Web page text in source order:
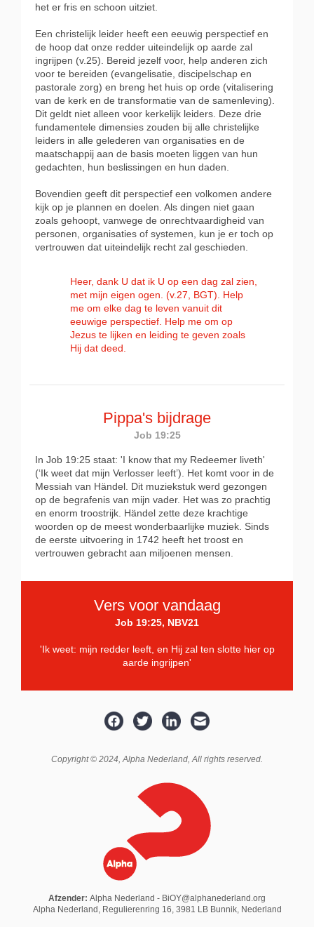
het er fris en schoon uitziet.
Een christelijk leider heeft een eeuwig perspectief en
de hoop dat onze redder uiteindelijk op aarde zal
ingrijpen (v.25). Bereid jezelf voor, help anderen zich
voor te bereiden (evangelisatie, discipelschap en
pastorale zorg) en breng het huis op orde (vitalisering
van de kerk en de transformatie van de samenleving).
Dit geldt niet alleen voor kerkelijk leiders. Deze drie
fundamentele dimensies zouden bij alle christelijke
leiders in alle gelederen van organisaties en de
maatschappij aan de basis moeten liggen van hun
gedachten, hun beslissingen en hun daden.
Bovendien geeft dit perspectief een volkomen andere
kijk op je plannen en doelen. Als dingen niet gaan
zoals gehoopt, vanwege de onrechtvaardigheid van
personen, organisaties of systemen, kun je er toch op
vertrouwen dat uiteindelijk recht zal geschieden.
Heer, dank U dat ik U op een dag zal zien,
met mijn eigen ogen. (v.27, BGT). Help
me om elke dag te leven vanuit dit
eeuwige perspectief. Help me om op
Jezus te lijken en leiding te geven zoals
Hij dat deed.
Pippa's bijdrage
Job 19:25
In Job 19:25 staat: 'I know that my Redeemer liveth'
(‘Ik weet dat mijn Verlosser leeft’). Het komt voor in de
Messiah van Händel. Dit muziekstuk werd gezongen
op de begrafenis van mijn vader. Het was zo prachtig
en enorm troostrijk. Händel zette deze krachtige
woorden op de meest wonderbaarlijke muziek. Sinds
de eerste uitvoering in 1742 heeft het troost en
vertrouwen gebracht aan miljoenen mensen.
Vers voor vandaag
Job 19:25, NBV21
'Ik weet: mijn redder leeft, en Hij zal ten slotte hier op
aarde ingrijpen'
Copyright © 2024,Alpha Nederland, All rights reserved.
Afzender: Alpha Nederland - BiOY@alphanederland.org
Alpha Nederland, Regulierenring 16, 3981 LB Bunnik, Nederland